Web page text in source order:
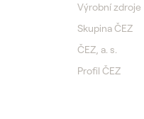
Výrobní zdroje
Skupina ČEZ
ČEZ, a. s.
Profil ČEZ